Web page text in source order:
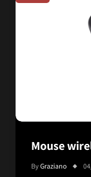
Mouse
ByGraziano